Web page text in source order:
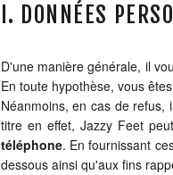
I. DONNÉES
D'une manière générale, il
En toute hypothèse, vous
Néanmoins, en cas de
titre en effet, Jazzy Feet
téléphone. En fournissant
dessous ainsi qu'aux fins